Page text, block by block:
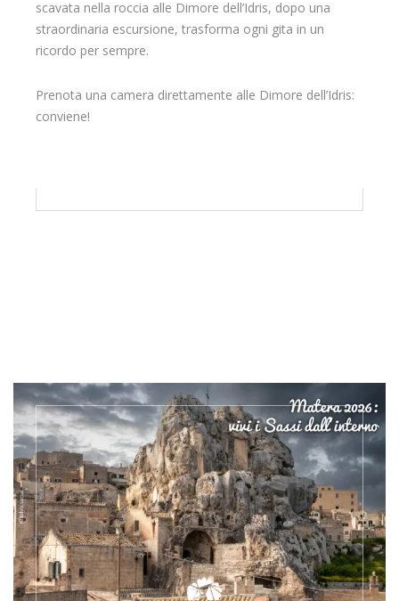
scavata nella roccia alle Dimore dell’Idris, dopo una
straordinaria escursione, trasforma ogni gita in un
ricordo per sempre.
Prenota una camera direttamente alle Dimore dell’Idris:
conviene!